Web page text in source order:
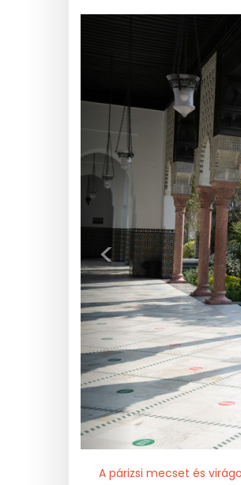
<
A párizsi mecset és